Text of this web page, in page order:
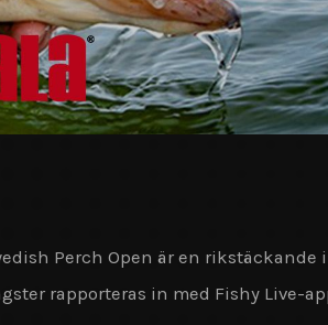
Perch Open är en
rapporteras in med Fishy Live-